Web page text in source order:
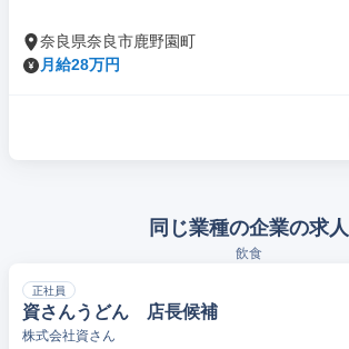
奈良県奈良市鹿野園町
月給28万円
同じ業種の企業の求人
飲食
正社員
資さんうどん 店長候補
株式会社資さん